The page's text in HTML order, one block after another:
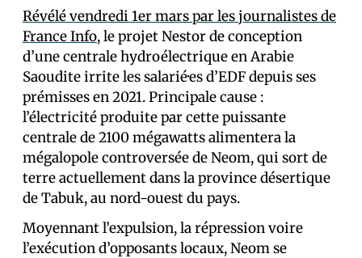
Révélé vendredi 1er mars par les journalistes de
France Info, le projet Nestor de conception
d’une centrale hydroélectrique en Arabie
Saoudite irrite les salarié·es d’EDF depuis ses
prémisses en 2021. Principale cause :
l’électricité produite par cette puissante
centrale de 2100 mégawatts alimentera la
mégalopole controversée de Neom, qui sort de
terre actuellement dans la province désertique
de Tabuk, au nord-ouest du pays.
Moyennant l’expulsion, la répression voire
l’exécution d’opposants locaux, Neom se